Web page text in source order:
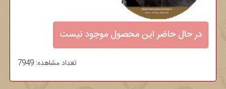
در حال حاضر این محصول موجود نیست
تعداد مشاهده: 7949